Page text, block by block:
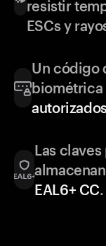
resistir
ESCs y
Un código
biométrica
Las
EAL6+ CC.